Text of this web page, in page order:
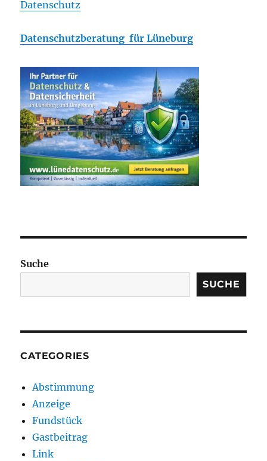
Datenschutz
Datenschutzberatung für Lüneburg
Suche
SUCHE
CATEGORIES
Abstimmung
Anzeige
Fundstück
Gastbeitrag
Link